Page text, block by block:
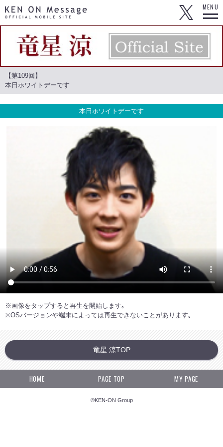
KEN ON Message OFFICIAL MOBILE SITE
MENU
【第109回】
本日ホワイトデーです
本日ホワイトデーです
※画像をタップすると再生を開始します｡
※OSバージョンや端末によっては再生できないことがあります｡
竜星 涼TOP
HOME PAGE TOP MY PAGE
©KEN-ON Group